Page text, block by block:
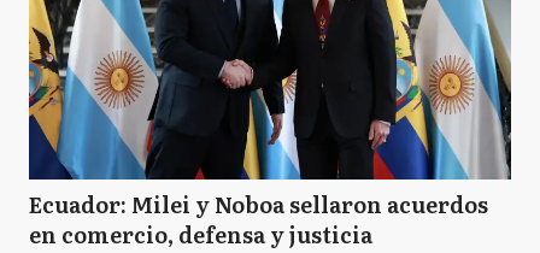
Ecuador: Milei y Noboa sellaron acuerdos
en comercio, defensa y justicia